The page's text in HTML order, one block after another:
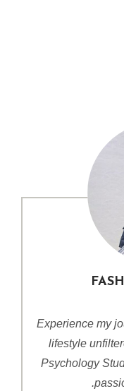
Experience my
lifestyle
Psychology